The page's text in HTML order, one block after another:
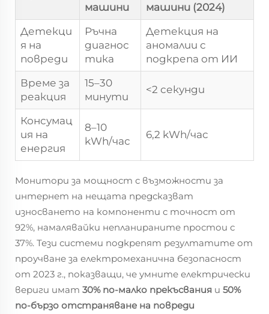
машини
машини (2024)
Детекци
я на
повреди
Ръчна
диагнос
тика
Детекция на
аномалии с
подкрепа от ИИ
Време за
реакция
15–30
минути
<2 секунди
Консумац
ия на
енергия
8–10
kWh/час
6,2 kWh/час
Монитори за мощност с възможности за
интернет на нещата предсказват
износването на компоненти с точност от
92%, намалявайки непланираните простои с
37%. Тези системи подкрепят резултатите от
проучване за електромеханична безопасност
от 2023 г., показващи, че умните електрически
вериги имат 30% по-малко прекъсвания и 50%
по-бързо отстраняване на повреди